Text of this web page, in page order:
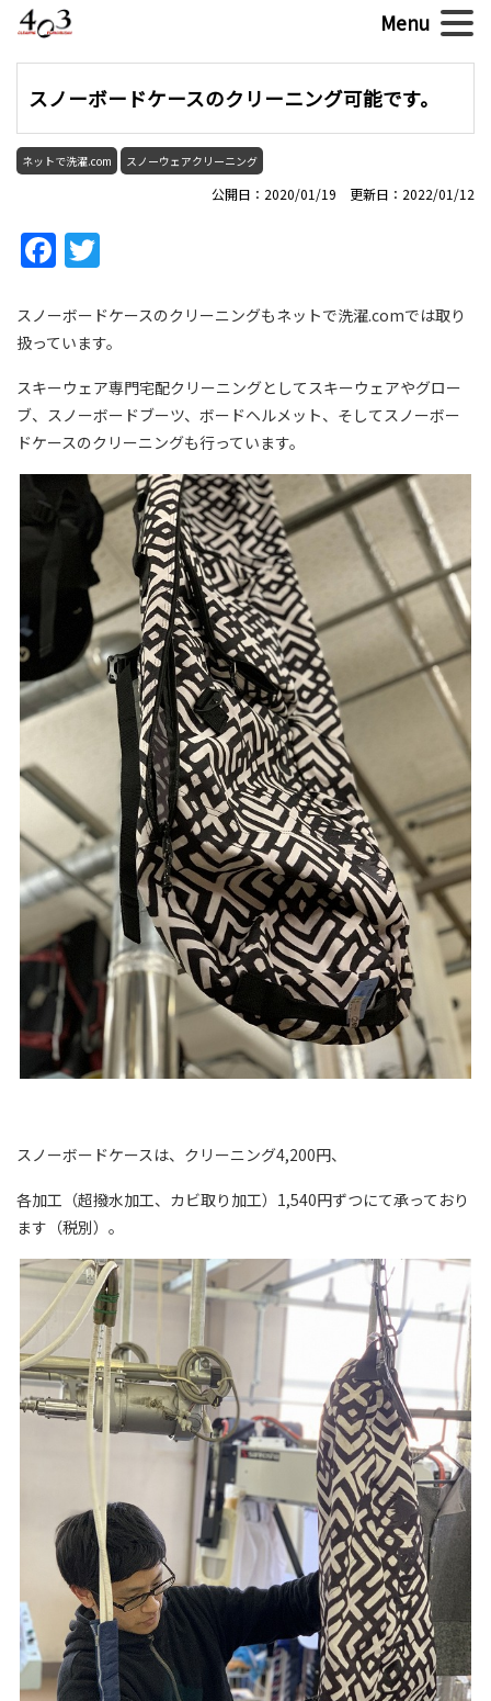
スノーボードケースのクリーニング可能です。
ネットで洗濯.com スノーウェアクリーニング
公開日：2020/01/19 更新日：2022/01/12
Facebook
スノーボードケースのクリーニングもネットで洗濯.comでは取り
扱っています。
スキーウェア専門宅配クリーニングとしてスキーウェアやグロー
ブ、スノーボードブーツ、ボードヘルメット、そしてスノーボー
ドケースのクリーニングも行っています。
スノーボードケースは、クリーニング4,200円、
各加工（超撥水加工、カビ取り加工）1,540円ずつにて承っており
ます（税別）。